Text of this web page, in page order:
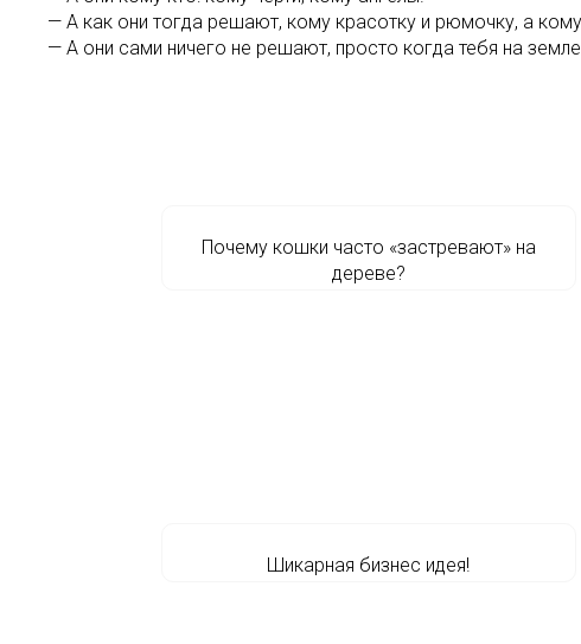
— А как они тогда решают, кому красотку и рюмочку, а
— А они сами ничего не решают, просто когда тебя на
Почему кошки часто «застревают» на
дереве?
Шикарная бизнес идея!